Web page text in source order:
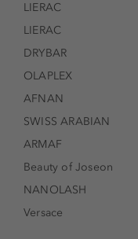
LIERAC
LIERAC
DRYBAR
OLAPLEX
AFNAN
SWISS ARABIAN
ARMAF
Beauty of Joseon
NANOLASH
Versace